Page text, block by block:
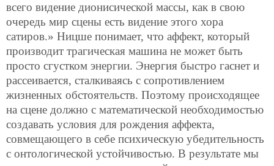
всего видение дионисической массы, как в свою
очередь мир сцены есть видение этого хора
сатиров.» Ницше понимает, что аффект, который
производит трагическая машина не может быть
просто сгустком энергии. Энергия быстро гаснет и
рассеивается, сталкиваясь с сопротивлением
жизненных обстоятельств. Поэтому происходящее
на сцене должно с математической необходимостью
создавать условия для рождения аффекта,
совмещающего в себе психическую убедительность
с онтологической устойчивостью. В результате мы